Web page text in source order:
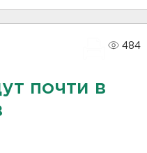
484
почти в